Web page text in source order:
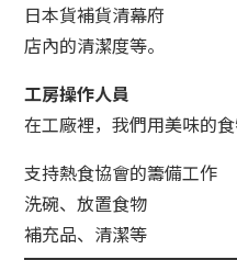
日本貨補貨清幕府
店內的清潔度等。
工房操作人員
在工廠裡，我們用美味的食
支持熱食協會的籌備工作
洗碗、放置食物
補充品、清潔等